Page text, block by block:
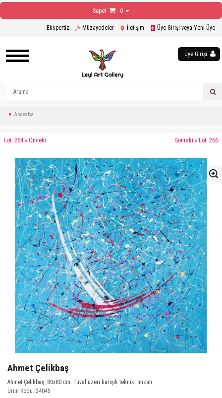
Sepet - 0
Ekspertiz Müzayedeler İletişim Üye Girişi veya Yeni Üye
Üye Girişi
Anasafya
Lot: 264 « Önceki Sonraki » Lot: 266
Ahmet Çelikbaş
Ahmet Çelikbaş. 80x80 cm. Tuval üzeri karışık teknik. İmzalı.
Ürün Kodu: 24045